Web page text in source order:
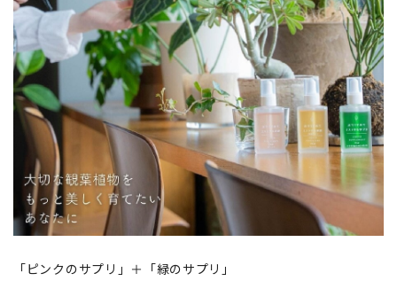
「ピンクのサプリ」＋「緑のサプリ」